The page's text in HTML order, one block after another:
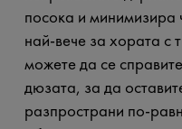
посока и минимизира
най-вече за хората с
можете да се
дюзата, за да
разпространи по-